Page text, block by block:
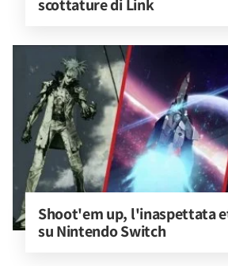
scottature di Link
Shoot'em up, l'inaspettata
su Nintendo Switch